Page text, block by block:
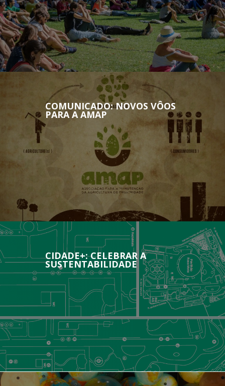
COMUNICADO: NOVOS VÔOS
PARA A AMAP
CIDADE+: CELEBRAR A
SUSTENTABILIDADE
MOVING CAUSE NO CIDADE+